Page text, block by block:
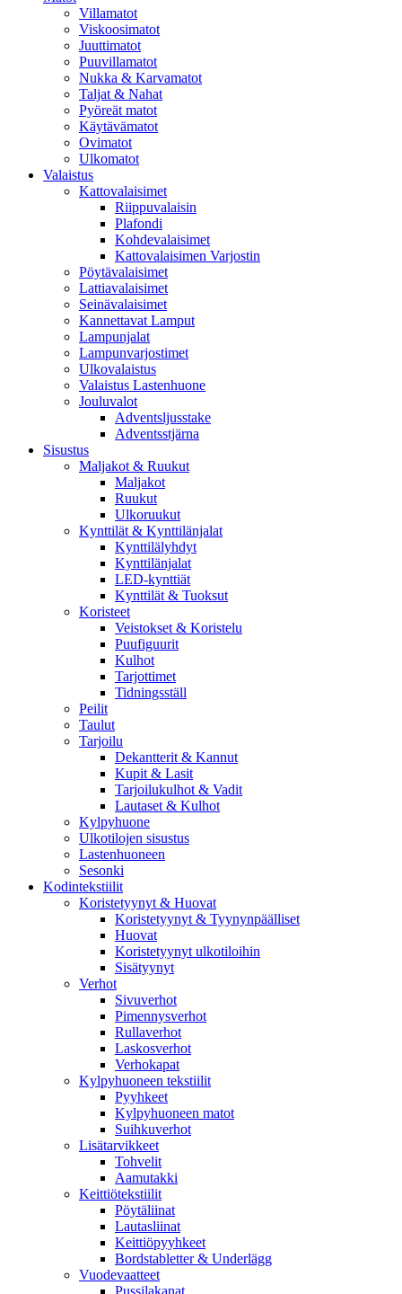
Villamatot
Viskoosimatot
Juuttimatot
Puuvillamatot
Nukka & Karvamatot
Taljat & Nahat
Pyöreät matot
Käytävämatot
Ovimatot
Ulkomatot
Valaistus
Kattovalaisimet
Riippuvalaisin
Plafondi
Kohdevalaisimet
Kattovalaisimen Varjostin
Pöytävalaisimet
Lattiavalaisimet
Seinävalaisimet
Kannettavat Lamput
Lampunjalat
Lampunvarjostimet
Ulkovalaistus
Valaistus Lastenhuone
Jouluvalot
Adventsljusstake
Adventsstjärna
Sisustus
Maljakot & Ruukut
Maljakot
Ruukut
Ulkoruukut
Kynttilät & Kynttilänjalat
Kynttilälyhdyt
Kynttilänjalat
LED-kynttiät
Kynttilät & Tuoksut
Koristeet
Veistokset & Koristelu
Puufiguurit
Kulhot
Tarjottimet
Tidningsställ
Peilit
Taulut
Tarjoilu
Dekantterit & Kannut
Kupit & Lasit
Tarjoilukulhot & Vadit
Lautaset & Kulhot
Kylpyhuone
Ulkotilojen sisustus
Lastenhuoneen
Sesonki
Kodintekstiilit
Koristetyynyt & Huovat
Koristetyynyt & Tyynynpäälliset
Huovat
Koristetyynyt ulkotiloihin
Sisätyynyt
Verhot
Sivuverhot
Pimennysverhot
Rullaverhot
Laskosverhot
Verhokapat
Kylpyhuoneen tekstiilit
Pyyhkeet
Kylpyhuoneen matot
Suihkuverhot
Lisätarvikkeet
Tohvelit
Aamutakki
Keittiötekstiilit
Pöytäliinat
Lautasliinat
Keittiöpyyhkeet
Bordstabletter & Underlägg
Vuodevaatteet
Pussilakanat